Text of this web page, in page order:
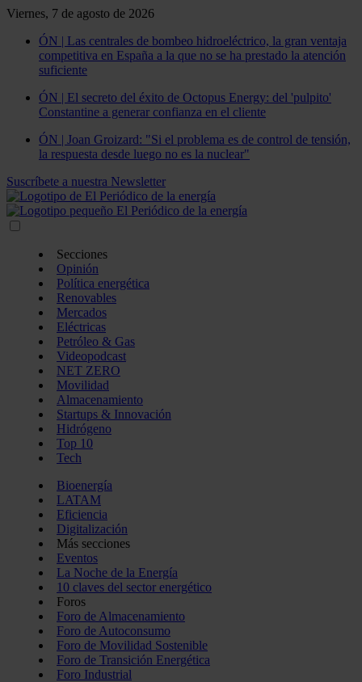
Viernes, 7 de agosto de 2026
ÓN | Las centrales de bombeo hidroeléctrico, la gran ventaja
competitiva en España a la que no se ha prestado la atención
suficiente
ÓN | El secreto del éxito de Octopus Energy: del 'pulpito'
Constantine a generar confianza en el cliente
ÓN | Joan Groizard: "Si el problema es de control de tensión,
la respuesta desde luego no es la nuclear"
Suscríbete a nuestra Newsletter
Secciones
Opinión
Política energética
Renovables
Mercados
Eléctricas
Petróleo & Gas
Videopodcast
NET ZERO
Movilidad
Almacenamiento
Startups & Innovación
Hidrógeno
Top 10
Tech
Bioenergía
LATAM
Eficiencia
Digitalización
Más secciones
Eventos
La Noche de la Energía
10 claves del sector energético
Foros
Foro de Almacenamiento
Foro de Autoconsumo
Foro de Movilidad Sostenible
Foro de Transición Energética
Foro Industrial